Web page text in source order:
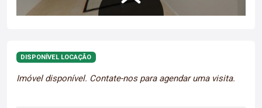
DISPONÍVEL LOCAÇÃO
Imóvel disponível. Contate-nos para agendar uma visita.